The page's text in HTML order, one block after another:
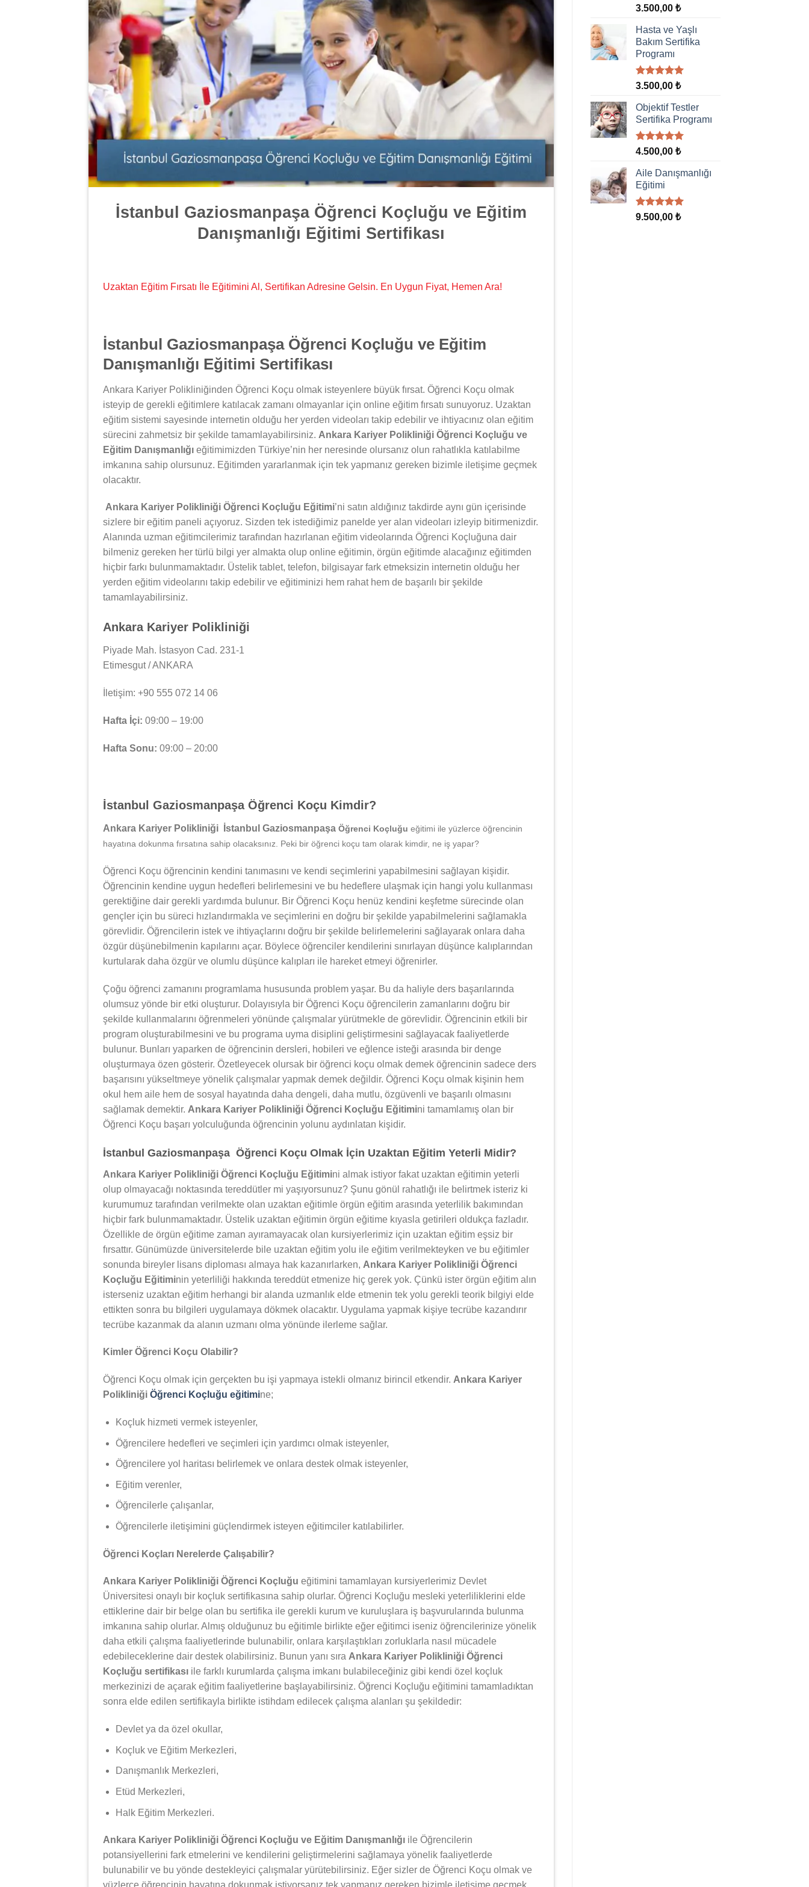
İstanbul Gaziosmanpaşa Öğrenci Koçluğu ve Eğitim
Danışmanlığı Eğitimi Sertifikası
Uzaktan Eğitim Fırsatı İle Eğitimini Al, Sertifikan Adresine Gelsin. En Uygun Fiyat, Hemen Ara!
İstanbul Gaziosmanpaşa Öğrenci Koçluğu ve Eğitim
Danışmanlığı Eğitimi Sertifikası
Ankara Kariyer Polikliniğinden Öğrenci Koçu olmak isteyenlere büyük fırsat. Öğrenci Koçu olmak
isteyip de gerekli eğitimlere katılacak zamanı olmayanlar için online eğitim fırsatı sunuyoruz. Uzaktan
eğitim sistemi sayesinde internetin olduğu her yerden videoları takip edebilir ve ihtiyacınız olan eğitim
sürecini zahmetsiz bir şekilde tamamlayabilirsiniz. Ankara Kariyer Polikliniği Öğrenci Koçluğu ve
Eğitim Danışmanlığı eğitimimizden Türkiye’nin her neresinde olursanız olun rahatlıkla katılabilme
imkanına sahip olursunuz. Eğitimden yararlanmak için tek yapmanız gereken bizimle iletişime geçmek
olacaktır.
Ankara Kariyer Polikliniği Öğrenci Koçluğu Eğitimi’ni satın aldığınız takdirde aynı gün içerisinde
sizlere bir eğitim paneli açıyoruz. Sizden tek istediğimiz panelde yer alan videoları izleyip bitirmenizdir.
Alanında uzman eğitimcilerimiz tarafından hazırlanan eğitim videolarında Öğrenci Koçluğuna dair
bilmeniz gereken her türlü bilgi yer almakta olup online eğitimin, örgün eğitimde alacağınız eğitimden
hiçbir farkı bulunmamaktadır. Üstelik tablet, telefon, bilgisayar fark etmeksizin internetin olduğu her
yerden eğitim videolarını takip edebilir ve eğitiminizi hem rahat hem de başarılı bir şekilde
tamamlayabilirsiniz.
Ankara Kariyer Polikliniği
Piyade Mah. İstasyon Cad. 231-1
Etimesgut / ANKARA
İletişim: +90 555 072 14 06
Hafta İçi: 09:00 – 19:00
Hafta Sonu: 09:00 – 20:00
İstanbul Gaziosmanpaşa Öğrenci Koçu Kimdir?
Ankara Kariyer Polikliniği İstanbul Gaziosmanpaşa Öğrenci Koçluğu eğitimi ile yüzlerce öğrencinin
hayatına dokunma fırsatına sahip olacaksınız. Peki bir öğrenci koçu tam olarak kimdir, ne iş yapar?
Öğrenci Koçu öğrencinin kendini tanımasını ve kendi seçimlerini yapabilmesini sağlayan kişidir.
Öğrencinin kendine uygun hedefleri belirlemesini ve bu hedeflere ulaşmak için hangi yolu kullanması
gerektiğine dair gerekli yardımda bulunur. Bir Öğrenci Koçu henüz kendini keşfetme sürecinde olan
gençler için bu süreci hızlandırmakla ve seçimlerini en doğru bir şekilde yapabilmelerini sağlamakla
görevlidir. Öğrencilerin istek ve ihtiyaçlarını doğru bir şekilde belirlemelerini sağlayarak onlara daha
özgür düşünebilmenin kapılarını açar. Böylece öğrenciler kendilerini sınırlayan düşünce kalıplarından
kurtularak daha özgür ve olumlu düşünce kalıpları ile hareket etmeyi öğrenirler.
Çoğu öğrenci zamanını programlama hususunda problem yaşar. Bu da haliyle ders başarılarında
olumsuz yönde bir etki oluşturur. Dolayısıyla bir Öğrenci Koçu öğrencilerin zamanlarını doğru bir
şekilde kullanmalarını öğrenmeleri yönünde çalışmalar yürütmekle de görevlidir. Öğrencinin etkili bir
program oluşturabilmesini ve bu programa uyma disiplini geliştirmesini sağlayacak faaliyetlerde
bulunur. Bunları yaparken de öğrencinin dersleri, hobileri ve eğlence isteği arasında bir denge
oluşturmaya özen gösterir. Özetleyecek olursak bir öğrenci koçu olmak demek öğrencinin sadece ders
başarısını yükseltmeye yönelik çalışmalar yapmak demek değildir. Öğrenci Koçu olmak kişinin hem
okul hem aile hem de sosyal hayatında daha dengeli, daha mutlu, özgüvenli ve başarılı olmasını
sağlamak demektir. Ankara Kariyer Polikliniği Öğrenci Koçluğu Eğitimini tamamlamış olan bir
Öğrenci Koçu başarı yolculuğunda öğrencinin yolunu aydınlatan kişidir.
İstanbul Gaziosmanpaşa Öğrenci Koçu Olmak İçin Uzaktan Eğitim Yeterli Midir?
Ankara Kariyer Polikliniği Öğrenci Koçluğu Eğitimini almak istiyor fakat uzaktan eğitimin yeterli
olup olmayacağı noktasında tereddütler mi yaşıyorsunuz? Şunu gönül rahatlığı ile belirtmek isteriz ki
kurumumuz tarafından verilmekte olan uzaktan eğitimle örgün eğitim arasında yeterlilik bakımından
hiçbir fark bulunmamaktadır. Üstelik uzaktan eğitimin örgün eğitime kıyasla getirileri oldukça fazladır.
Özellikle de örgün eğitime zaman ayıramayacak olan kursiyerlerimiz için uzaktan eğitim eşsiz bir
fırsattır. Günümüzde üniversitelerde bile uzaktan eğitim yolu ile eğitim verilmekteyken ve bu eğitimler
sonunda bireyler lisans diploması almaya hak kazanırlarken, Ankara Kariyer Polikliniği Öğrenci
Koçluğu Eğitiminin yeterliliği hakkında tereddüt etmenize hiç gerek yok. Çünkü ister örgün eğitim alın
isterseniz uzaktan eğitim herhangi bir alanda uzmanlık elde etmenin tek yolu gerekli teorik bilgiyi elde
ettikten sonra bu bilgileri uygulamaya dökmek olacaktır. Uygulama yapmak kişiye tecrübe kazandırır
tecrübe kazanmak da alanın uzmanı olma yönünde ilerleme sağlar.
Kimler Öğrenci Koçu Olabilir?
Öğrenci Koçu olmak için gerçekten bu işi yapmaya istekli olmanız birincil etkendir. Ankara Kariyer
Polikliniği Öğrenci Koçluğu eğitimine;
Koçluk hizmeti vermek isteyenler,
Öğrencilere hedefleri ve seçimleri için yardımcı olmak isteyenler,
Öğrencilere yol haritası belirlemek ve onlara destek olmak isteyenler,
Eğitim verenler,
Öğrencilerle çalışanlar,
Öğrencilerle iletişimini güçlendirmek isteyen eğitimciler katılabilirler.
Öğrenci Koçları Nerelerde Çalışabilir?
Ankara Kariyer Polikliniği Öğrenci Koçluğu eğitimini tamamlayan kursiyerlerimiz Devlet
Üniversitesi onaylı bir koçluk sertifikasına sahip olurlar. Öğrenci Koçluğu mesleki yeterliliklerini elde
ettiklerine dair bir belge olan bu sertifika ile gerekli kurum ve kuruluşlara iş başvurularında bulunma
imkanına sahip olurlar. Almış olduğunuz bu eğitimle birlikte eğer eğitimci iseniz öğrencilerinize yönelik
daha etkili çalışma faaliyetlerinde bulunabilir, onlara karşılaştıkları zorluklarla nasıl mücadele
edebileceklerine dair destek olabilirsiniz. Bunun yanı sıra Ankara Kariyer Polikliniği Öğrenci
Koçluğu sertifikası ile farklı kurumlarda çalışma imkanı bulabileceğiniz gibi kendi özel koçluk
merkezinizi de açarak eğitim faaliyetlerine başlayabilirsiniz. Öğrenci Koçluğu eğitimini tamamladıktan
sonra elde edilen sertifikayla birlikte istihdam edilecek çalışma alanları şu şekildedir:
Devlet ya da özel okullar,
Koçluk ve Eğitim Merkezleri,
Danışmanlık Merkezleri,
Etüd Merkezleri,
Halk Eğitim Merkezleri.
Ankara Kariyer Polikliniği Öğrenci Koçluğu ve Eğitim Danışmanlığı ile Öğrencilerin
potansiyellerini fark etmelerini ve kendilerini geliştirmelerini sağlamaya yönelik faaliyetlerde
bulunabilir ve bu yönde destekleyici çalışmalar yürütebilirsiniz. Eğer sizler de Öğrenci Koçu olmak ve
5 üzerinden
oy
aldı
3.500,00 ₺
Hasta ve Yaşlı
Bakım Sertifika
Programı
5 üzerinden
oy
aldı
3.500,00 ₺
Objektif Testler
Sertifika Programı
5 üzerinden
oy
aldı
4.500,00 ₺
Aile Danışmanlığı
Eğitimi
5 üzerinden
oy
9.500,00 ₺